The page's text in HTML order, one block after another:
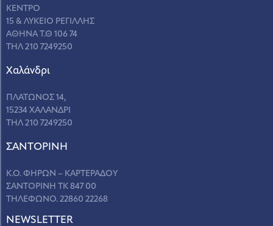
ΚΕΝΤΡΟ
15 & ΛΥΚΕΙΟ ΡΕΓΙΛΛΗΣ
ΑΘΗΝΑ Τ.Θ 106 74
ΤΗΛ 210 7249250
Χαλάνδρι
ΠΛΑΤΩΝΟΣ 14,
15234 ΧΑΛΑΝΔΡΙ
ΤΗΛ 210 7249250
ΣANΤΟΡΙΝΗ
Κ.Ο. ΦΗΡΩΝ – ΚΑΡΤΕΡΑΔΟΥ
ΣΑΝΤΟΡΙΝΗ ΤΚ 847 00
ΤΗΛΕΦΩΝΟ. 22860 22268
NEWSLETTER